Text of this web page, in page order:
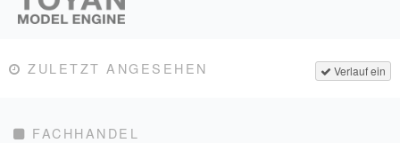
Verlauf ein
ZULETZT ANGESEHEN
FACHHANDEL